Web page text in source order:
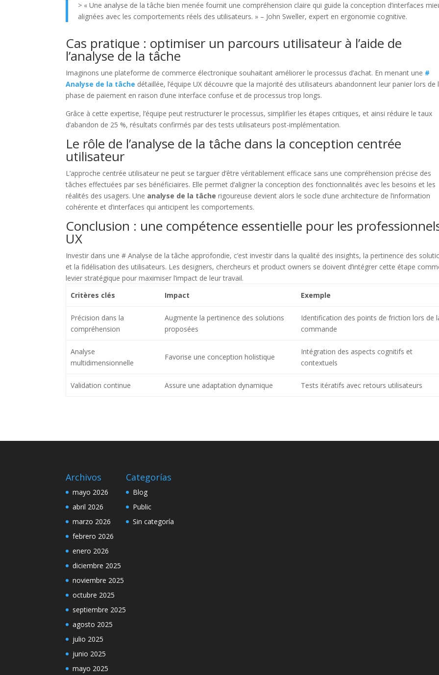
> « Une analyse de la tâche bien menée fournit une compréhension claire qui guide la conception d’interfaces
alignées avec les comportements réels des utilisateurs. » – John Sweller, expert en ergonomie cognitive.
Cas pratique : optimiser un parcours utilisateur à l’aide de
l’analyse de la tâche
Imaginons une plateforme de commerce électronique souhaitant améliorer le processus d’achat. En menant une #
Analyse de la tâche détaillée, l’équipe UX découvre que la majorité des utilisateurs abandonnent leur panier lors de
phase de paiement en raison d’une interface confuse et de processus trop longs.
Grâce à cette expertise, l’équipe peut restructurer le processus, simplifier les étapes critiques, et ainsi réduire le taux
d’abandon de 25 %, résultats confirmés par des tests utilisateurs post-implémentation.
Le rôle de l’analyse de la tâche dans la conception centrée
utilisateur
L’approche centrée utilisateur ne peut se targuer d’être véritablement efficace sans une compréhension précise des
tâches effectuées par ses bénéficiaires. Elle permet d’aligner la conception des fonctionnalités avec les besoins et les
réalités des usagers. Une analyse de la tâche rigoureuse devient alors le socle d’une architecture de l’information
cohérente et d’interfaces qui anticipent les comportements.
Conclusion : une compétence essentielle pour les
UX
Investir dans une # Analyse de la tâche approfondie, c’est investir dans la qualité des insights, la pertinence des
et la fidélisation des utilisateurs. Les designers, chercheurs et product owners se doivent d’intégrer cette étape
levier stratégique pour maximiser l’impact de leur travail.
Critères clés
Impact Exemple
Précision dans la
compréhension
Augmente la pertinence des solutions
proposées
Identification des points de friction lors de
commande
Analyse
multidimensionnelle
Favorise une conception holistique
Intégration des aspects cognitifs et
contextuels
Validation continue Assure une adaptation dynamique Tests itératifs avec retours utilisateurs
Archivos
mayo 2026
abril 2026
marzo 2026
febrero 2026
enero 2026
diciembre 2025
noviembre 2025
octubre 2025
septiembre 2025
agosto 2025
julio 2025
junio 2025
mayo 2025
Categorías
Blog
Public
Sin categoría